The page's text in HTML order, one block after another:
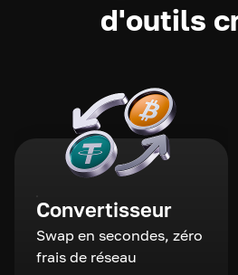
d'outils
Convertisseur
Swap en secondes, zéro
frais de réseau